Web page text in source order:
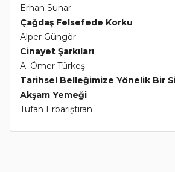
Erhan Sunar
Çağdaş Felsefede Korku
Alper Güngör
Cinayet Şarkıları
A. Ömer Türkeş
Tarihsel Belleğimize Yönelik Bir
Akşam Yemeği
Tufan Erbarıştıran